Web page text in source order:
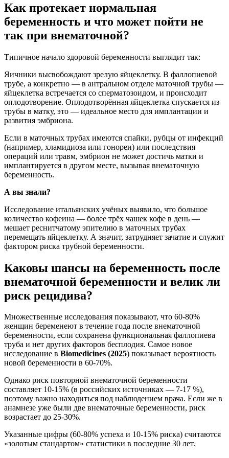
Как протекает нормальная
беременность и что может пойти не
так при внематочной?
Типичное начало здоровой беременности выглядит так:
Яичники высвобождают зрелую яйцеклетку. В фаллопиевой
трубе, а конкретно — в антральном отделе маточной трубы —
яйцеклетка встречается со сперматозоидом, и происходит
оплодотворение. Оплодотворённая яйцеклетка спускается из
трубы в матку, это — идеальное место для имплантации и
развития эмбриона.
Если в маточных трубах имеются спайки, рубцы от инфекций
(например, хламидиоза или гонореи) или последствия
операций или травм, эмбрион не может достичь матки и
имплантируется в другом месте, вызывая внематочную
беременность.
А вы знали?
Исследование итальянских учёных выявило, что большое
количество кофеина — более трёх чашек кофе в день —
мешает реснитчатому эпителию в маточных трубах
перемещать яйцеклетку. А значит, затрудняет зачатие и служит
фактором риска трубной беременности.
Каковы шансы на беременность после
внематочной беременности и велик ли
риск рецидива?
Множественные исследования показывают, что 60-80%
женщин беременеют в течение года после внематочной
беременности, если сохранена функциональная фаллопиева
труба и нет других факторов бесплодия. Самое новое
исследование в Biomedicines (2025) показывает вероятность
новой беременности в 60-70%.
Однако риск повторной внематочной беременности
составляет 10-15% (в российских источниках — 7-17 %),
поэтому важно находиться под наблюдением врача. Если же в
анамнезе уже были две внематочные беременности, риск
возрастает до 25-30%.
Указанные цифры (60-80% успеха и 10-15% риска) считаются
«золотым стандартом» статистики в последние 30 лет.